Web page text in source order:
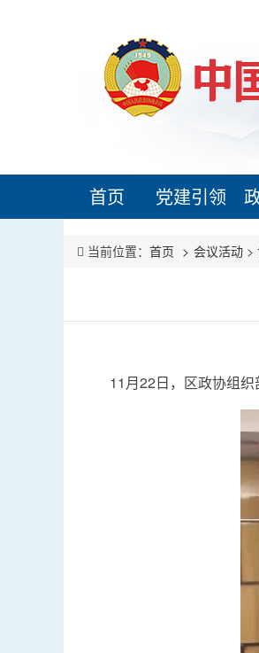
首页 党建引领
当前位置： 首页 会议活动 >
11月22日，区政协组